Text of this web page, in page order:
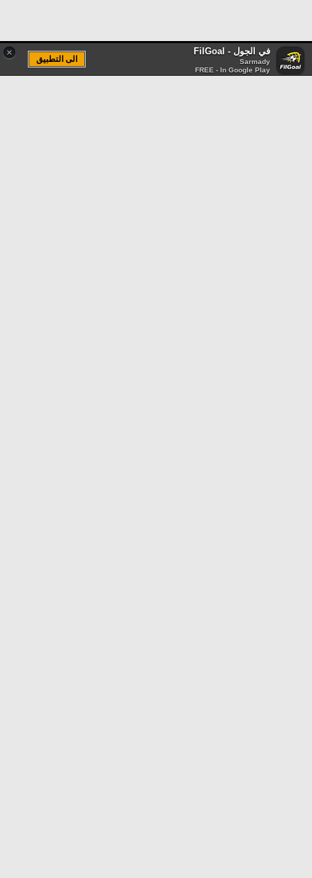
× في الجول - FilGoal
Sarmady
FREE - In Google Play
الى التطبيق